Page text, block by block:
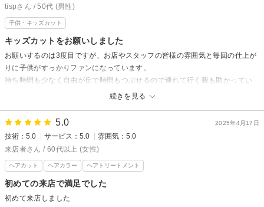
言い出せませんでした。
仕上がりは満足していたので通ってましたが追加料金をとられたり、気疲れ
したりと最近続いているのでこれからも通うか迷っています
tispさん / 50代 (男性)
子供・キッズカット
キッズカットをお願いしました
続きを見る
お願いするのは3度目ですが、お店やスタッフの皆様の雰囲気と毎回の仕上が
りに子供がすっかりファンになっています。
待ち時間も少なく自由が丘で時間もつぶせるので連れて行く親も助かってい
2025年4月17日
5.0
技術：5.0 サービス：5.0
雰囲気：5.0
来店者さん / 60代以上 (女性)
ヘアカット ヘアカラー ヘアトリートメント
初めての来店で満足でした
初めて来店しました